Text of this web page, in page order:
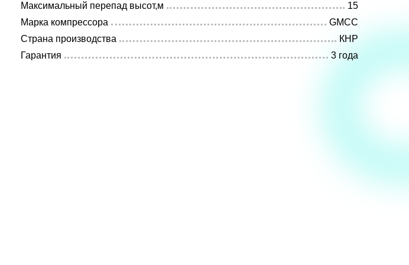
Максимальный перепад высот,м
15
Марка компрессора
GMCC
Страна производства
КНР
Гарантия
3 года